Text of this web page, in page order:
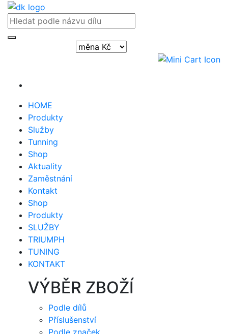
HOME
Produkty
Služby
Tunning
Shop
Aktuality
Zaměstnání
Kontakt
Shop
Produkty
SLUŽBY
TRIUMPH
TUNING
KONTAKT
VÝBĚR ZBOŽÍ
Podle dílů
Příslušenství